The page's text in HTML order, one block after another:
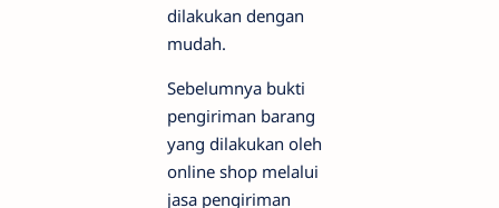
dilakukan dengan
mudah.
Sebelumnya bukti
pengiriman barang
yang dilakukan oleh
online shop melalui
jasa pengiriman